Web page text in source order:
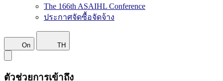
The 166th ASAIHL Conference
ประกาศจัดซื้อจัดจ้าง
On TH
ตัวช่วยการเข้าถึง